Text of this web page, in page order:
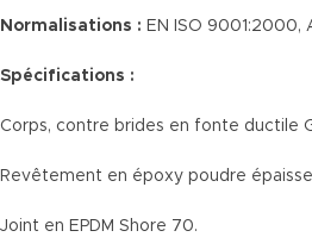
Normalisations : EN ISO 9001:2000,
Spécifications :
Corps, contre brides en fonte ductile
Revêtement en époxy poudre
Joint en EPDM Shore 70.